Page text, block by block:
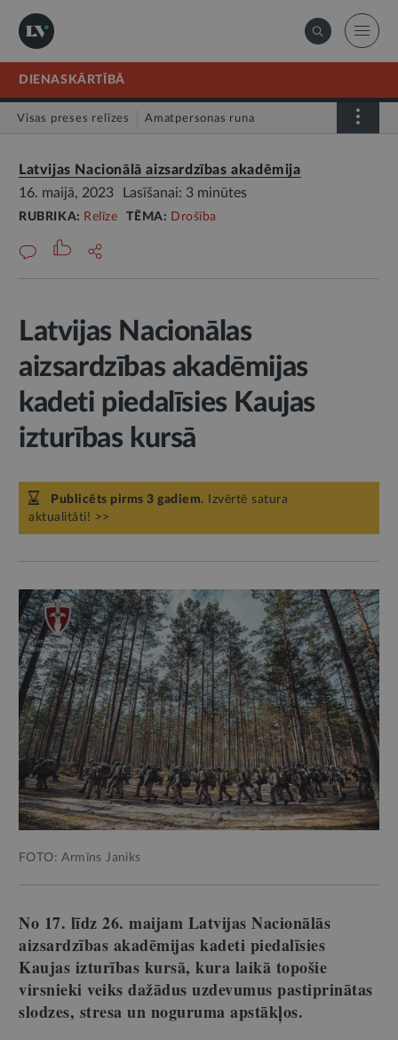
DIENASKĀRTĪBĀ
Visas preses relīzes Amatpersonas runa
Latvijas Nacionālā aizsardzības akadēmija
16. maijā, 2023
Lasīšanai: 3 minūtes
RUBRIKA: Relīze TĒMA: Drošība
Latvijas Nacionālas
aizsardzības akadēmijas
kadeti piedalīsies Kaujas
izturības kursā
Publicēts pirms 3 gadiem. Izvērtē satura
aktualitāti! >>
FOTO: Armīns Janiks
No 17. līdz 26. maijam Latvijas Nacionālās
aizsardzības akadēmijas kadeti piedalīsies
Kaujas izturības kursā, kura laikā topošie
virsnieki veiks dažādus uzdevumus pastiprinātas
slodzes, stresa un noguruma apstākļos.